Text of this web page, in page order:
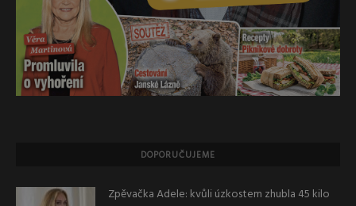
DOPORUČUJEME
Zpěvačka Adele: kvůli úzkostem zhubla 45 kilo